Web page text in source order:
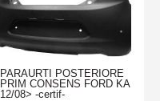
PARAURTI POSTERIORE
PRIM CONSENS FORD KA
12/08> -certif-